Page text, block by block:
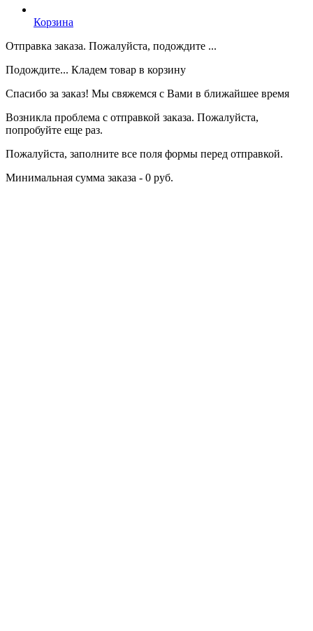
Корзина
Отправка заказа. Пожалуйста, подождите ...
Подождите... Кладем товар в корзину
Спасибо за заказ! Мы свяжемся с Вами в ближайшее время
Возникла проблема с отправкой заказа. Пожалуйста,
попробуйте еще раз.
Пожалуйста, заполните все поля формы перед отправкой.
Минимальная сумма заказа - 0 руб.